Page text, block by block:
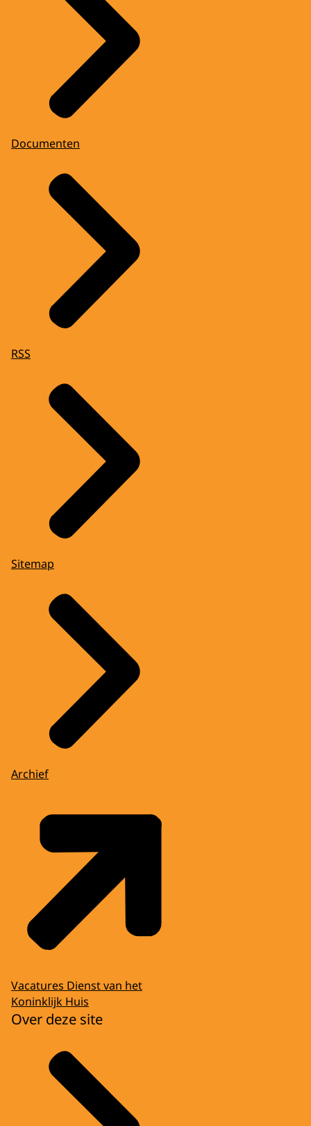
Documenten
RSS
Sitemap
Archief
Vacatures Dienst van het
Koninklijk Huis
Over deze site